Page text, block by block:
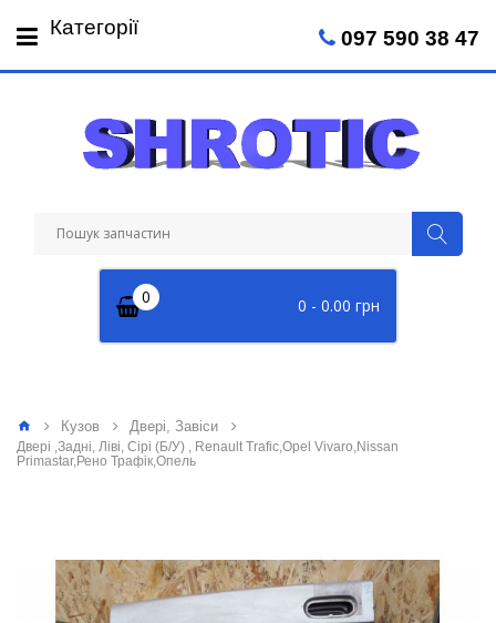
Сб: 09:00 - 14:00
0 - 0.00 грн
0
097 590 38 47
Категорії
Кузов Двері, Завіси
Двері ,Задні, Ліві, Сірі (Б/У) , Renault Trafic,Opel Vivaro,Nissan
Primastar,Рено Трафік,Опель